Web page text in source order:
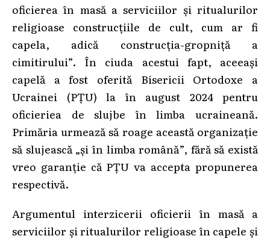
oficierea în masă a serviciilor și ritualurilor
religioase construcțiile de cult, cum ar fi
capela, adică construcția-gropniță a
cimitirului”. În ciuda acestui fapt, aceeași
capelă a fost oferită Bisericii Ortodoxe a
Ucrainei (PȚU) la în august 2024 pentru
oficieriea de slujbe în limba ucraineană.
Primăria urmează să roage această organizație
să slujească „și în limba română”, fără să există
vreo garanție că PȚU va accepta propunerea
respectivă.
Argumentul interzicerii oficierii în masă a
serviciilor și ritualurilor religioase în capele și